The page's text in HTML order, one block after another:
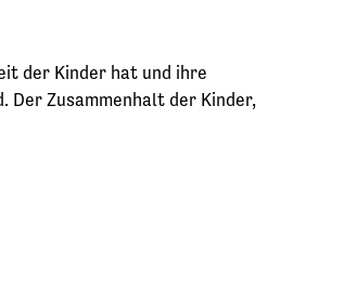
der Kinder hat und ihre
Der Zusammenhalt der Kinder,